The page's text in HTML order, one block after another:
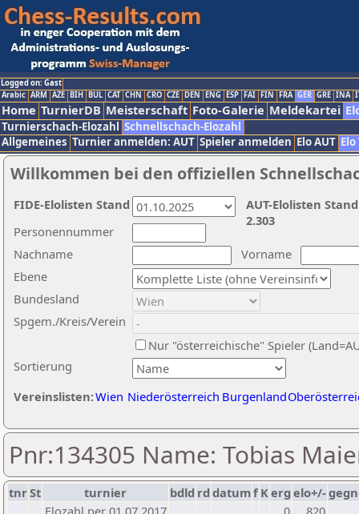
Logged on: Gast
Arabic ARM AZE BIH BUL CAT CHN CRO CZE DEN ENG ESP FAI FIN FRA GER GRE INA
Home TurnierDB Meisterschaft Foto-Galerie Meldekartei
Turnierschach-Elozahl Schnellschach-Elozahl
Allgemeines Turnier anmelden: AUT Spieler anmelden Elo AUT
Willkommen bei den offiziellen
Nachname
Vorname
Ebene
Sortierung
Personennummer
Bundesland
Spgem./Kreis/Verein
Nur "österreichische" Spieler
Vereinslisten:Wien Niederösterreich Burgenland
AUT-Elolisten
2.303
FIDE-Elolisten Stand
Pnr:134305 Name: Tobias
tnrSt turnier bdld rd datumf Kerg elo+/-
Elozahl per 01.07.2017
0
820